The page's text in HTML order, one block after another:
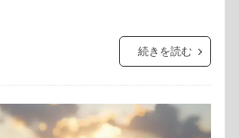
続きを読む